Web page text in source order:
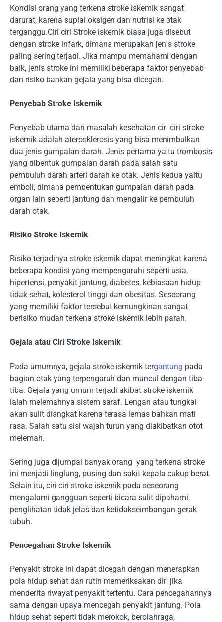
Kondisi orang yang terkena stroke iskemik sangat
darurat, karena suplai oksigen dan nutrisi ke otak
terganggu.Ciri ciri Stroke iskemik biasa juga disebut
dengan stroke infark, dimana merupakan jenis stroke
paling sering terjadi. Jika mampu memahami dengan
baik, jenis stroke ini memiliki beberapa faktor penyebab
dan risiko bahkan gejala yang bisa dicegah.
Penyebab Stroke Iskemik
Penyebab utama dari masalah kesehatan ciri ciri stroke
iskemik adalah aterosklerosis yang bisa menimbulkan
dua jenis gumpalan darah. Jenis pertama yaitu trombosis
yang dibentuk gumpalan darah pada salah satu
pembuluh darah arteri darah ke otak. Jenis kedua yaitu
emboli, dimana pembentukan gumpalan darah pada
organ lain seperti jantung dan mengalir ke pembuluh
darah otak.
Risiko Stroke Iskemik
Risiko terjadinya stroke iskemik dapat meningkat karena
beberapa kondisi yang mempengaruhi seperti usia,
hipertensi, penyakit jantung, diabetes, kebiasaan hidup
tidak sehat, kolesterol tinggi dan obesitas. Seseorang
yang memiliki faktor tersebut kemungkinan sangat
berisiko mudah terkena stroke iskemik lebih parah.
Gejala atau Ciri Stroke Iskemik
Pada umumnya, gejala stroke iskemik tergantung pada
bagian otak yang terpengaruh dan muncul dengan tiba-
tiba. Gejala yang umum terjadi akibat stroke iskemik
ialah melemahnya sistem saraf. Lengan atau tungkai
akan sulit diangkat karena terasa lemas bahkan mati
rasa. Salah satu sisi wajah turun yang diakibatkan otot
melemah.
Sering juga dijumpai banyak orang yang terkena stroke
ini menjadi linglung, pusing dan sakit kepala cukup berat.
Selain itu, ciri-ciri stroke iskemik pada seseorang
mengalami gangguan seperti bicara sulit dipahami,
penglihatan tidak jelas dan ketidakseimbangan gerak
tubuh.
Pencegahan Stroke Iskemik
Penyakit stroke ini dapat dicegah dengan menerapkan
pola hidup sehat dan rutin memeriksakan diri jika
menderita riwayat penyakit tertentu. Cara pencegahannya
sama dengan upaya mencegah penyakit jantung. Pola
hidup sehat seperti tidak merokok, berolahraga,